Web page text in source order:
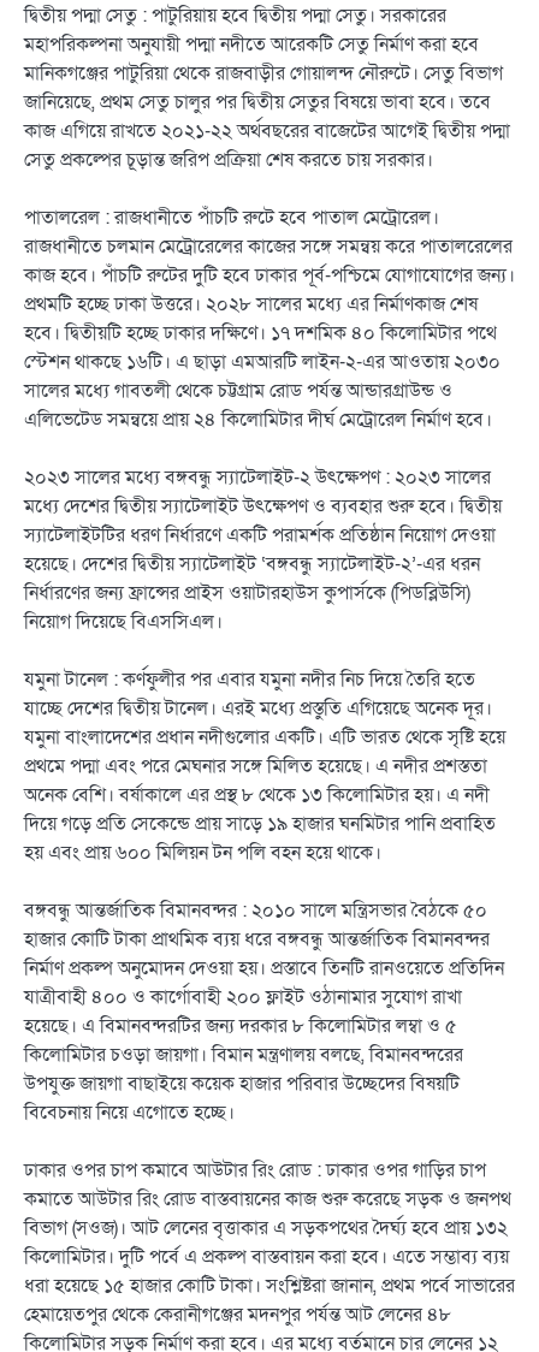
দ্বিতীয় পদ্মা সেতু : পাটুরিয়ায় হবে দ্বিতীয় পদ্মা সেতু। সরকারের
মহাপরিকল্পনা অনুযায়ী পদ্মা নদীতে আরেকটি সেতু নির্মাণ করা হবে
মানিকগঞ্জের পাটুরিয়া থেকে রাজবাড়ীর গোয়ালন্দ নৌরুটে। সেতু বিভাগ
জানিয়েছে, প্রথম সেতু চালুর পর দ্বিতীয় সেতুর বিষয়ে ভাবা হবে। তবে
কাজ এগিয়ে রাখতে ২০২১-২২ অর্থবছরের বাজেটের আগেই দ্বিতীয় পদ্মা
সেতু প্রকল্পের চূড়ান্ত জরিপ প্রক্রিয়া শেষ করতে চায় সরকার।
পাতালরেল : রাজধানীতে পাঁচটি রুটে হবে পাতাল মেট্রোরেল।
রাজধানীতে চলমান মেট্রোরেলের কাজের সঙ্গে সমন্বয় করে পাতালরেলের
কাজ হবে। পাঁচটি রুটের দুটি হবে ঢাকার পূর্ব-পশ্চিমে যোগাযোগের জন্য।
প্রথমটি হচ্ছে ঢাকা উত্তরে। ২০২৮ সালের মধ্যে এর নির্মাণকাজ শেষ
হবে। দ্বিতীয়টি হচ্ছে ঢাকার দক্ষিণে। ১৭ দশমিক ৪০ কিলোমিটার পথে
স্টেশন থাকছে ১৬টি। এ ছাড়া এমআরটি লাইন-২-এর আওতায় ২০৩০
সালের মধ্যে গাবতলী থেকে চট্টগ্রাম রোড পর্যন্ত আন্ডারগ্রাউন্ড ও
এলিভেটেড সমন্বয়ে প্রায় ২৪ কিলোমিটার দীর্ঘ মেট্রোরেল নির্মাণ হবে।
২০২৩ সালের মধ্যে বঙ্গবন্ধু স্যাটেলাইট-২ উৎক্ষেপণ : ২০২৩ সালের
মধ্যে দেশের দ্বিতীয় স্যাটেলাইট উৎক্ষেপণ ও ব্যবহার শুরু হবে। দ্বিতীয়
স্যাটেলাইটটির ধরণ নির্ধারণে একটি পরামর্শক প্রতিষ্ঠান নিয়োগ দেওয়া
হয়েছে। দেশের দ্বিতীয় স্যাটেলাইট ‘বঙ্গবন্ধু স্যাটেলাইট-২’-এর ধরন
নির্ধারণের জন্য ফ্রান্সের প্রাইস ওয়াটারহাউস কুপার্সকে (পিডব্লিউসি)
নিয়োগ দিয়েছে বিএসসিএল।
যমুনা টানেল : কর্ণফুলীর পর এবার যমুনা নদীর নিচ দিয়ে তৈরি হতে
যাচ্ছে দেশের দ্বিতীয় টানেল। এরই মধ্যে প্রস্তুতি এগিয়েছে অনেক দূর।
যমুনা বাংলাদেশের প্রধান নদীগুলোর একটি। এটি ভারত থেকে সৃষ্টি হয়ে
প্রথমে পদ্মা এবং পরে মেঘনার সঙ্গে মিলিত হয়েছে। এ নদীর প্রশস্ততা
অনেক বেশি। বর্ষাকালে এর প্রস্থ ৮ থেকে ১৩ কিলোমিটার হয়। এ নদী
দিয়ে গড়ে প্রতি সেকেন্ডে প্রায় সাড়ে ১৯ হাজার ঘনমিটার পানি প্রবাহিত
হয় এবং প্রায় ৬০০ মিলিয়ন টন পলি বহন হয়ে থাকে।
বঙ্গবন্ধু আন্তর্জাতিক বিমানবন্দর : ২০১০ সালে মন্ত্রিসভার বৈঠকে ৫০
হাজার কোটি টাকা প্রাথমিক ব্যয় ধরে বঙ্গবন্ধু আন্তর্জাতিক বিমানবন্দর
নির্মাণ প্রকল্প অনুমোদন দেওয়া হয়। প্রস্তাবে তিনটি রানওয়েতে প্রতিদিন
যাত্রীবাহী ৪০০ ও কার্গোবাহী ২০০ ফ্লাইট ওঠানামার সুযোগ রাখা
হয়েছে। এ বিমানবন্দরটির জন্য দরকার ৮ কিলোমিটার লম্বা ও ৫
কিলোমিটার চওড়া জায়গা। বিমান মন্ত্রণালয় বলছে, বিমানবন্দরের
উপযুক্ত জায়গা বাছাইয়ে কয়েক হাজার পরিবার উচ্ছেদের বিষয়টি
বিবেচনায় নিয়ে এগোতে হচ্ছে।
ঢাকার ওপর চাপ কমাবে আউটার রিং রোড : ঢাকার ওপর গাড়ির চাপ
কমাতে আউটার রিং রোড বাস্তবায়নের কাজ শুরু করেছে সড়ক ও জনপথ
বিভাগ (সওজ)। আট লেনের বৃত্তাকার এ সড়কপথের দৈর্ঘ্য হবে প্রায় ১৩২
কিলোমিটার। দুটি পর্বে এ প্রকল্প বাস্তবায়ন করা হবে। এতে সম্ভাব্য ব্যয়
ধরা হয়েছে ১৫ হাজার কোটি টাকা। সংশ্লিষ্টরা জানান, প্রথম পর্বে সাভারের
হেমায়েতপুর থেকে কেরানীগঞ্জের মদনপুর পর্যন্ত আট লেনের ৪৮
কিলোমিটার সড়ক নির্মাণ করা হবে। এর মধ্যে বর্তমানে চার লেনের ১২